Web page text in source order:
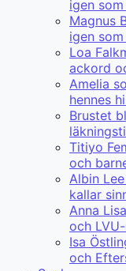
igen
Magnus
igen
Loa
ackord
Amelia
hennes
Brustet
Titiyo
och
Albin
kallar
Anna
och
Isa
och